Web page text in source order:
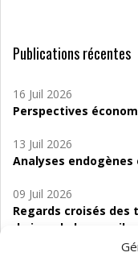
Publications récentes
16 Juil 2026
Perspectives
13 Juil 2026
Analyses endogènes
09 Juil 2026
Regards croisés des
de jour de bas seuil